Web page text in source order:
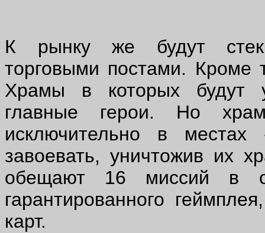
К рынку же будут
торговыми постами. Кроме
Храмы в которых будут
главные герои. Но
исключительно в
завоевать, уничтожив их
обещают 16 миссий в
гарантированного
карт.